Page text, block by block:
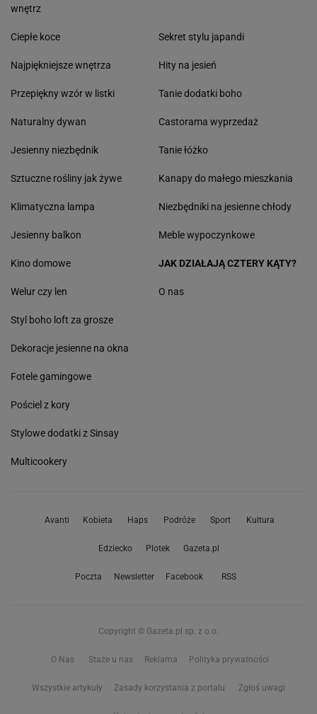
wnętrz
Ciepłe koce
Najpiękniejsze wnętrza
Przepiękny wzór w listki
Naturalny dywan
Jesienny niezbędnik
Sztuczne rośliny jak żywe
Klimatyczna lampa
Jesienny balkon
Sekret stylu japandi
Hity na jesień
Tanie dodatki boho
Castorama wyprzedaż
Tanie łóżko
Kanapy do małego mieszkania
Niezbędniki na jesienne chłody
Meble wypoczynkowe
Kino domowe
Welur czy len
Styl boho loft za grosze
Dekoracje jesienne na okna
Fotele gamingowe
Pościel z kory
Stylowe dodatki z Sinsay
Multicookery
JAK DZIAŁAJĄ CZTERY KĄTY?
O nas
Avanti Kobieta Haps Podróże Sport Kultura
Edziecko Plotek Gazeta.pl
Poczta Newsletter Facebook RSS
Copyright © Gazeta.pl sp. z o.o.
O Nas Staże u nas Reklama Polityka prywatności
Wszystkie artykuły Zasady korzystania z portalu Zgłoś uwagi